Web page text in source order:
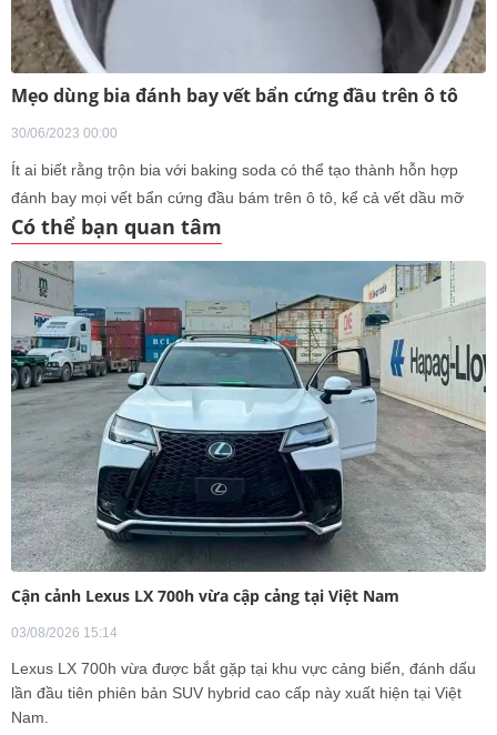
Mẹo dùng bia đánh bay vết bẩn cứng đầu trên ô tô
30/06/2023 00:00
Ít ai biết rằng trộn bia với baking soda có thể tạo thành hỗn hợp
đánh bay mọi vết bẩn cứng đầu bám trên ô tô, kể cả vết dầu mỡ
động cơ tích tụ lâu ngày.
Có thể bạn quan tâm
Cận cảnh Lexus LX 700h vừa cập cảng tại Việt Nam
03/08/2026 15:14
Lexus LX 700h vừa được bắt gặp tại khu vực cảng biển, đánh dấu
lần đầu tiên phiên bản SUV hybrid cao cấp này xuất hiện tại Việt
Nam.